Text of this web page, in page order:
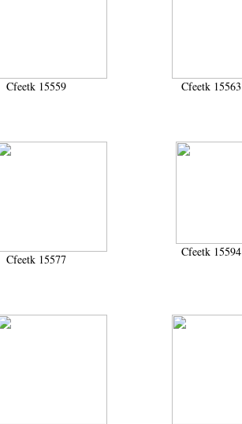
Cfeetk 15559 Cfeetk 15563
Cfeetk 15577
Cfeetk 15594